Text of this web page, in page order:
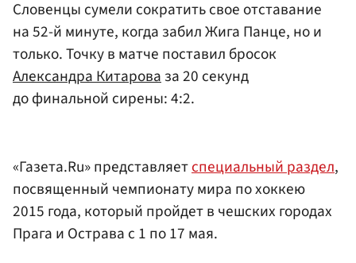
Словенцы сумели сократить свое отставание
на 52-й минуте, когда забил Жига Панце, но и
только. Точку в матче поставил бросок
Александра Китароваза 20 секунд
до финальной сирены: 4:2.
«Газета.Ru» представляетспециальный раздел,
посвященный чемпионату мира по хоккею
2015 года, который пройдет в чешских городах
Прага и Острава с 1 по 17 мая.